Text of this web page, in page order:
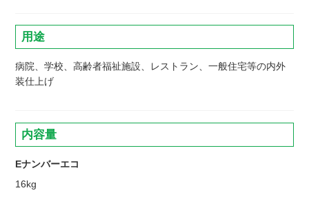
用途
病院、学校、高齢者福祉施設、レストラン、一般住宅等の内外
装仕上げ
内容量
Eナンバーエコ
16kg